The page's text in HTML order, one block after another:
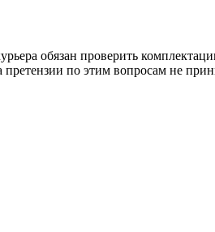
обязан проверить
претензии по этим вопросам не